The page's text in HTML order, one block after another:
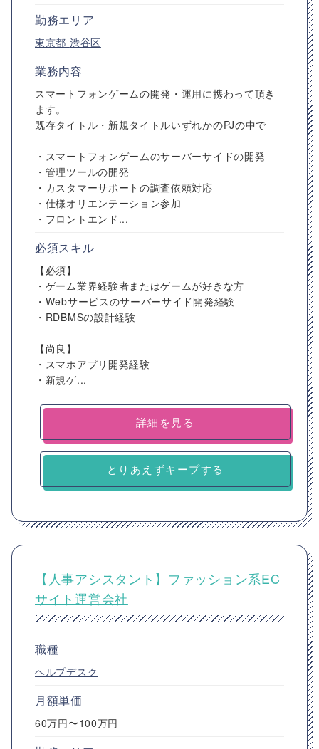
勤務エリア
東京都 渋谷区
業務内容
スマートフォンゲームの開発・運用に携わって頂き
ます。
既存タイトル・新規タイトルいずれかのPJの中で
・スマートフォンゲームのサーバーサイドの開発
・管理ツールの開発
・カスタマーサポートの調査依頼対応
・仕様オリエンテーション参加
・フロントエンド...
必須スキル
【必須】
・ゲーム業界経験者またはゲームが好きな方
・Webサービスのサーバーサイド開発経験
・RDBMSの設計経験
【尚良】
・スマホアプリ開発経験
・新規ゲ...
詳細を見る
とりあえずキープする
【人事アシスタント】ファッション系EC
サイト運営会社
職種
ヘルプデスク
月額単価
60万円〜100万円